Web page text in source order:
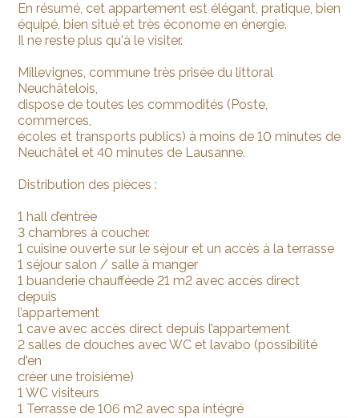
En résumé, cet appartement est élégant, pratique, bien
équipé, bien situé et très économe en énergie.
Il ne reste plus qu'à le visiter.
Millevignes, commune très prisée du littoral
Neuchâtelois,
dispose de toutes les commodités (Poste,
commerces,
écoles et transports publics) à moins de 10 minutes de
Neuchâtel et 40 minutes de Lausanne.
Distribution des pièces :
1 hall d’entrée
3 chambres à coucher.
1 cuisine ouverte sur le séjour et un accès à la terrasse
1 séjour salon / salle à manger
1 buanderie chaufféede 21 m2 avec accès direct
depuis
l’appartement
1 cave avec accès direct depuis l’appartement
2 salles de douches avec WC et lavabo (possibilité
d'en
créer une troisième)
1 WC visiteurs
1 Terrasse de 106 m2 avec spa intégré